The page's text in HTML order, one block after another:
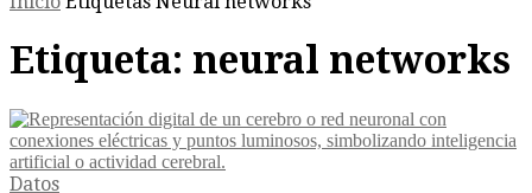
Etiqueta: neural networks
Datos